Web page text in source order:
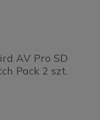
AV Pro SD
Pack 2 szt.